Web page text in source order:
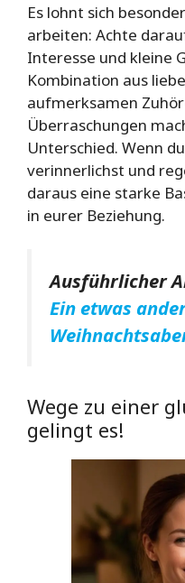
Es lohnt sich
arbeiten: Achte
Interesse und kleine
Kombination aus
aufmerksamen
Überraschungen
Unterschied. Wenn
verinnerlichst und
daraus eine starke
in eurer Beziehung.
Ausführlicher
Ein etwas
Wege zu einer
gelingt es!